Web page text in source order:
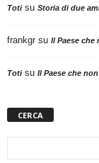
Totisu Storia di due
frankgr su Il Paese che
Totisu Il Paese che
CERCA